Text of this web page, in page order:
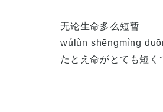
无论生命多么短暂
wúlùn shēngmìng
たとえ命がとても短く